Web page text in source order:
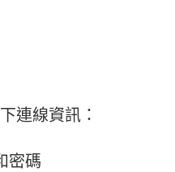
連線資訊：
密碼